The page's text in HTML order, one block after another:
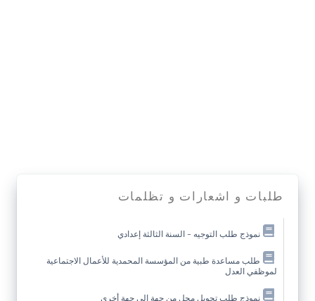
طلبات و اشعارات و تظلمات
نموذج طلب التوجيه – السنة الثالثة إعدادي
طلب مساعدة طبية من المؤسسة المحمدية للأعمال الاجتماعية
لموظفي العدل
نموذج طلب تحويل محل من جهة إلى جهة أخرى